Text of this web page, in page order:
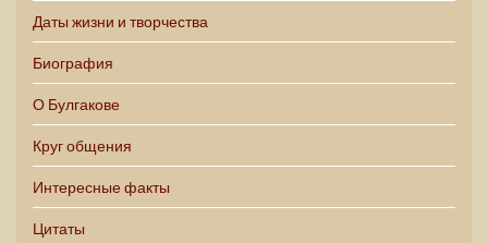
Даты жизни и творчества
Биография
О Булгакове
Круг общения
Интересные факты
Цитаты